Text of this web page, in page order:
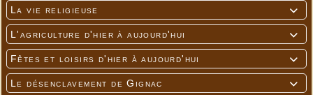

La vie religieuse

L'agriculture d'hier à aujourd'hui

Fêtes et loisirs d'hier à aujourd'hui

Le désenclavement de Gignac